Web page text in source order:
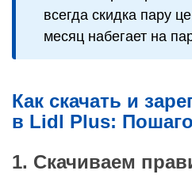
всегда скидка пару
месяц набегает на
Как скачать и
в Lidl Plus:
1. Скачиваем